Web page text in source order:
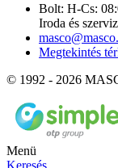
Bolt: H-Cs:
Iroda és
Megtekintés
© 1992 - 2026
Menü
Keresés